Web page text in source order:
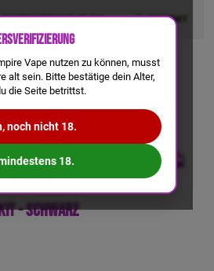
GRATIS VERSAND AB 50€ KONTAKT
- Schwarz
Vape nutzen zu können, musst
alt sein. Bitte bestätige dein Alter,
die Seite betrittst.
noch nicht 18.
18.